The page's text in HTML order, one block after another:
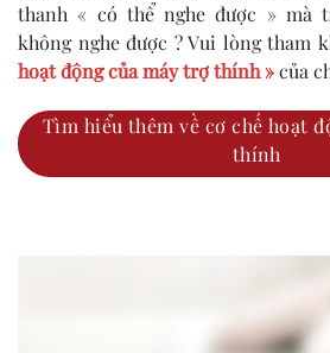
thanh « có thể nghe được » mà
không nghe được ? Vui lòng tham
hoạt động của máy trợ thính »của
Tìm hiểu thêm về cơ chế hoạt
thính